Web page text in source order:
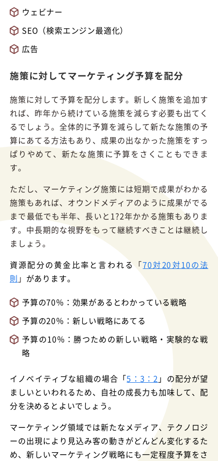
ウェビナー
SEO（検索エンジン最適化）
広告
施策に対してマーケティング予算を配分
施策に対して予算を配分します。新しく施策を追加す
れば、昨年から続けている施策を減らす必要も出てく
るでしょう。全体的に予算を減らして新たな施策の予
算にあてる方法もあり、成果の出なかった施策をすっ
ぱりやめて、新たな施策に予算をさくこともできま
す。
ただし、マーケティング施策には短期で成果がわかる
施策もあれば、オウンドメディアのように成果がでる
まで最低でも半年、長いと1?2年かかる施策もありま
す。中長期的な視野をもって継続すべきことは継続し
ましょう。
資源配分の黄金比率と言われる 「70対20対10の法
則 」 があります。
予算の70％：効果があるとわかっている戦略
予算の20％：新しい戦略にあてる
予算の10％：勝つための新しい戦略・実験的な戦
略
イノベイティブな組織の場合「5：3：2 」の配分が望
ましいといわれるため、自社の成長力も加味して、配
分を決めるとよいでしょう。
マーケティング領域では新たなメディア、テクノロジ
ーの出現により見込み客の動きがどんどん変化するた
め、新しいマーケティング戦略にも一定程度予算をさ